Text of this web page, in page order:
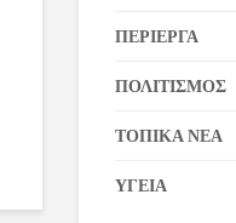
ΠΕΡΙΕΡΓΑ
ΠΟΛΙΤΙΣΜΟΣ
ΤΟΠΙΚΑ ΝΕΑ
ΥΓΕΙΑ